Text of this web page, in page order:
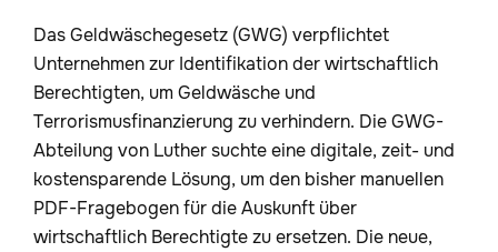
Das Geldwäschegesetz (GWG) verpflichtet
Unternehmen zur Identifikation der wirtschaftlich
Berechtigten, um Geldwäsche und
Terrorismusfinanzierung zu verhindern. Die GWG-
Abteilung von Luther suchte eine digitale, zeit- und
kostensparende Lösung, um den bisher manuellen
PDF-Fragebogen für die Auskunft über
wirtschaftlich Berechtigte zu ersetzen. Die neue,